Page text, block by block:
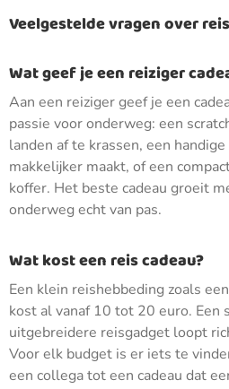
Veelgestelde vragen over
Wat geef je een reiziger
Aan een reiziger geef je een
passie voor onderweg: een
landen af te krassen, een
makkelijker maakt, of een
koffer. Het beste cadeau groeit
onderweg echt van pas.
Wat kost een reis cadeau?
Een klein reishebbeding zoals
kost al vanaf 10 tot 20 euro. Een
uitgebreidere reisgadget loopt
Voor elk budget is er iets te
een collega tot een cadeau dat